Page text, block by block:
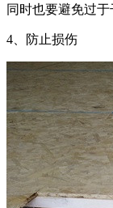
同时也要避免过
4、防止损伤